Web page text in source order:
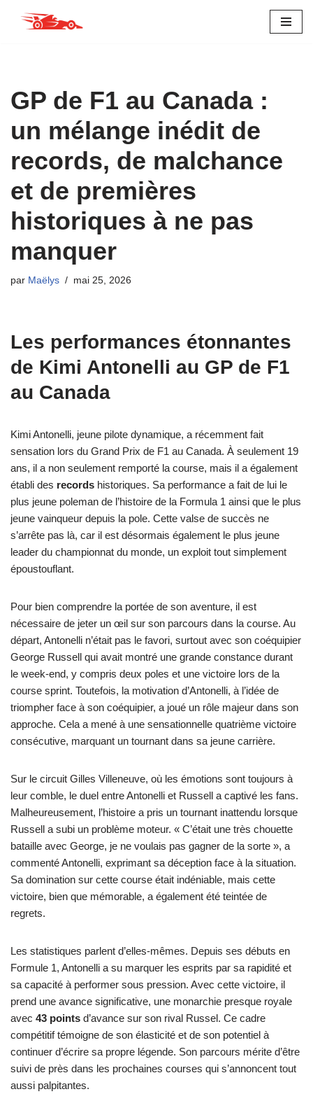
GP de F1 au Canada :
un mélange inédit de
records, de malchance
et de premières
historiques à ne pas
manquer
par Maëlys mai 25, 2026
Les performances étonnantes
de Kimi Antonelli au GP de F1
au Canada
Kimi Antonelli, jeune pilote dynamique, a récemment fait
sensation lors du Grand Prix de F1 au Canada. À seulement 19
ans, il a non seulement remporté la course, mais il a également
établi des records historiques. Sa performance a fait de lui le
plus jeune poleman de l’histoire de la Formula 1 ainsi que le plus
jeune vainqueur depuis la pole. Cette valse de succès ne
s’arrête pas là, car il est désormais également le plus jeune
leader du championnat du monde, un exploit tout simplement
époustouflant.
Pour bien comprendre la portée de son aventure, il est
nécessaire de jeter un œil sur son parcours dans la course. Au
départ, Antonelli n’était pas le favori, surtout avec son coéquipier
George Russell qui avait montré une grande constance durant
le week-end, y compris deux poles et une victoire lors de la
course sprint. Toutefois, la motivation d’Antonelli, à l’idée de
triompher face à son coéquipier, a joué un rôle majeur dans son
approche. Cela a mené à une sensationnelle quatrième victoire
consécutive, marquant un tournant dans sa jeune carrière.
Sur le circuit Gilles Villeneuve, où les émotions sont toujours à
leur comble, le duel entre Antonelli et Russell a captivé les fans.
Malheureusement, l’histoire a pris un tournant inattendu lorsque
Russell a subi un problème moteur. « C’était une très chouette
bataille avec George, je ne voulais pas gagner de la sorte », a
commenté Antonelli, exprimant sa déception face à la situation.
Sa domination sur cette course était indéniable, mais cette
victoire, bien que mémorable, a également été teintée de
regrets.
Les statistiques parlent d’elles-mêmes. Depuis ses débuts en
Formule 1, Antonelli a su marquer les esprits par sa rapidité et
sa capacité à performer sous pression. Avec cette victoire, il
prend une avance significative, une monarchie presque royale
avec 43 points d’avance sur son rival Russel. Ce cadre
compétitif témoigne de son élasticité et de son potentiel à
continuer d’écrire sa propre légende. Son parcours mérite d’être
suivi de près dans les prochaines courses qui s’annoncent tout
aussi palpitantes.